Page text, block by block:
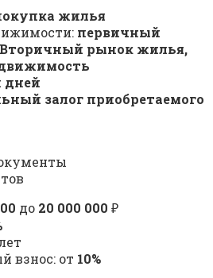
жилья
первичный
рынок жилья,
дней
залог приобретаемого
до 20 000 000 ₽
взнос: от 10%